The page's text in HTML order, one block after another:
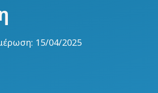
15/04/2025